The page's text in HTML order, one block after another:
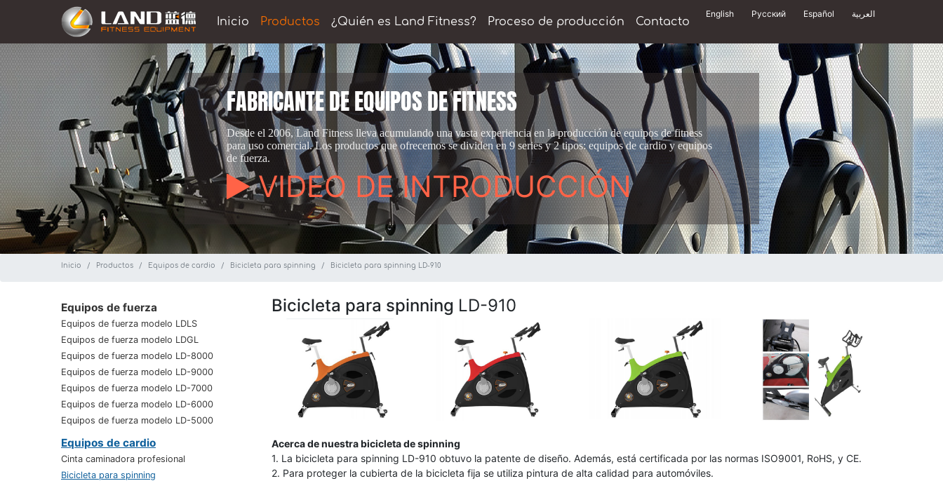
English Русский Español العربية
Inicio Productos ¿Quién es Land Fitness? Proceso de producción Contacto
FABRICANTE DE EQUIPOS DE FITNESS
Desde el 2006, Land Fitness lleva acumulando una vasta experiencia en la producción de equipos de fitness
para uso comercial. Los productos que ofrecemos se dividen en 9 series y 2 tipos: equipos de cardio y equipos
de fuerza.
VIDEO DE INTRODUCCIÓN
Inicio Productos Equipos de cardio Bicicleta para spinning Bicicleta para spinning LD-910
Equipos de fuerza
Equipos de fuerza modelo LDLS
Equipos de fuerza modelo LDGL
Equipos de fuerza modelo LD-8000
Equipos de fuerza modelo LD-9000
Equipos de fuerza modelo LD-7000
Equipos de fuerza modelo LD-6000
Equipos de fuerza modelo LD-5000
Equipos de cardio
Cinta caminadora profesional
Bicicleta para spinning
Bicicleta para spinning LD-910
Acerca de nuestra bicicleta de spinning
1. La bicicleta para spinning LD-910 obtuvo la patente de diseño. Además, está certificada por las normas ISO9001, RoHS, y CE.
2. Para proteger la cubierta de la bicicleta fija se utiliza pintura de alta calidad para automóviles.